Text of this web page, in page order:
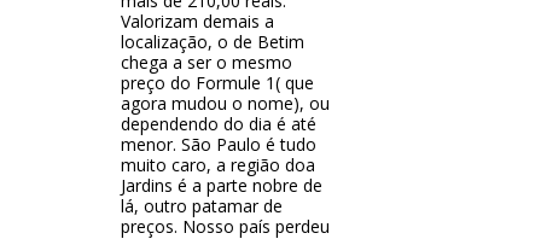
Valorizam demais a
localização, o de Betim
chega a ser o mesmo
preço do Formule 1( que
agora mudou o nome), ou
dependendo do dia é até
menor. São Paulo é tudo
muito caro, a região doa
Jardins é a parte nobre de
lá, outro patamar de
preços. Nosso país perdeu